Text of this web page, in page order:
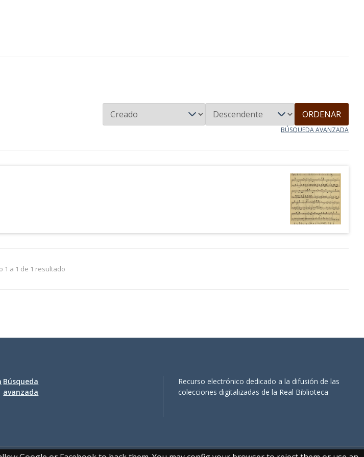
ORDENAR
BÚSQUEDA AVANZADA
1 a 1 de 1 resultado
Búsqueda
avanzada
Recurso electrónico dedicado a la difusión de las
colecciones digitalizadas de la Real Biblioteca